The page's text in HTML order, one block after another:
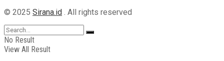
© 2025 Sirana.id . All rights reserved
No Result
View All Result